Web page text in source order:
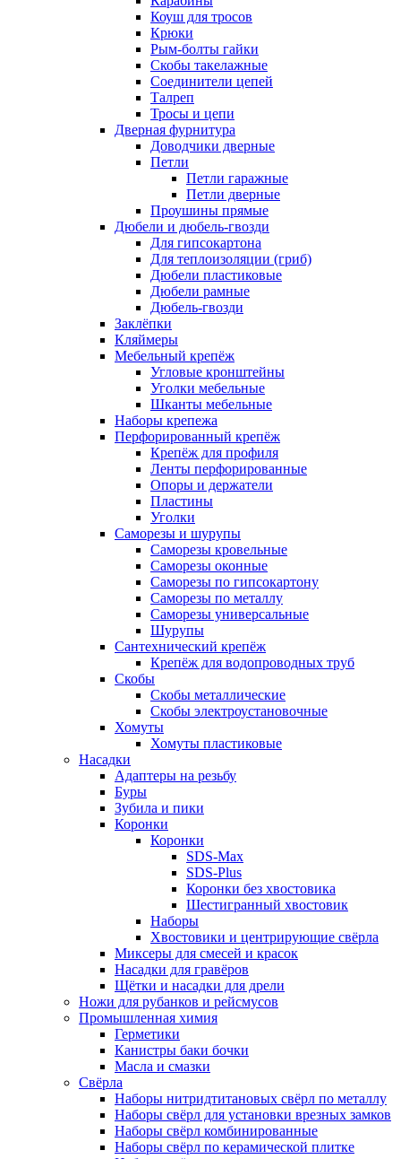
Коуш для тросов
Крюки
Рым-болты гайки
Скобы такелажные
Соединители цепей
Талреп
Тросы и цепи
Дверная фурнитура
Доводчики дверные
Петли
Петли гаражные
Петли дверные
Проушины прямые
Дюбели и дюбель-гвозди
Для гипсокартона
Для теплоизоляции (гриб)
Дюбели пластиковые
Дюбели рамные
Дюбель-гвозди
Заклёпки
Кляймеры
Мебельный крепёж
Угловые кронштейны
Уголки мебельные
Шканты мебельные
Наборы крепежа
Перфорированный крепёж
Крепёж для профиля
Ленты перфорированные
Опоры и держатели
Пластины
Уголки
Саморезы и шурупы
Саморезы кровельные
Саморезы оконные
Саморезы по гипсокартону
Саморезы по металлу
Саморезы универсальные
Шурупы
Сантехнический крепёж
Крепёж для водопроводных труб
Скобы
Скобы металлические
Скобы электроустановочные
Хомуты
Хомуты пластиковые
Насадки
Адаптеры на резьбу
Буры
Зубила и пики
Коронки
Коронки
SDS-Max
SDS-Plus
Коронки без хвостовика
Шестигранный хвостовик
Наборы
Хвостовики и центрирующие свёрла
Миксеры для смесей и красок
Насадки для гравёров
Щётки и насадки для дрели
Ножи для рубанков и рейсмусов
Промышленная химия
Герметики
Канистры баки бочки
Масла и смазки
Свёрла
Наборы нитридтитановых свёрл по металлу
Наборы свёрл для установки врезных замков
Наборы свёрл комбинированные
Наборы свёрл по керамической плитке